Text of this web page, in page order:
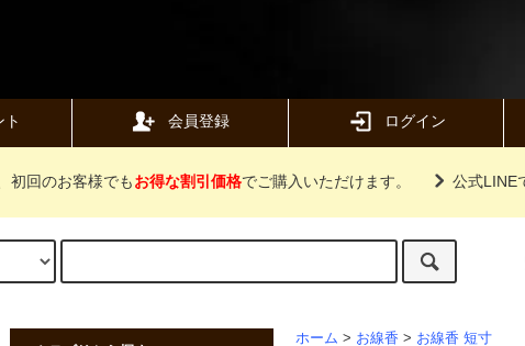
ト 会員登録 ログイン
初回のお客様でもお得な割引価格でご購入いただけます。 公式LINE
ホーム > お線香 > お線香 短寸